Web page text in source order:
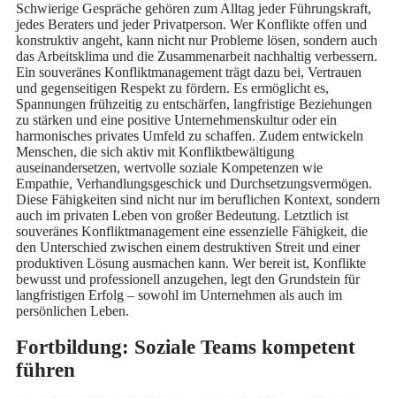
Schwierige Gespräche gehören zum Alltag jeder Führungskraft,
jedes Beraters und jeder Privatperson. Wer Konflikte offen und
konstruktiv angeht, kann nicht nur Probleme lösen, sondern auch
das Arbeitsklima und die Zusammenarbeit nachhaltig verbessern.
Ein souveränes Konfliktmanagement trägt dazu bei, Vertrauen
und gegenseitigen Respekt zu fördern. Es ermöglicht es,
Spannungen frühzeitig zu entschärfen, langfristige Beziehungen
zu stärken und eine positive Unternehmenskultur oder ein
harmonisches privates Umfeld zu schaffen. Zudem entwickeln
Menschen, die sich aktiv mit Konfliktbewältigung
auseinandersetzen, wertvolle soziale Kompetenzen wie
Empathie, Verhandlungsgeschick und Durchsetzungsvermögen.
Diese Fähigkeiten sind nicht nur im beruflichen Kontext, sondern
auch im privaten Leben von großer Bedeutung. Letztlich ist
souveränes Konfliktmanagement eine essenzielle Fähigkeit, die
den Unterschied zwischen einem destruktiven Streit und einer
produktiven Lösung ausmachen kann. Wer bereit ist, Konflikte
bewusst und professionell anzugehen, legt den Grundstein für
langfristigen Erfolg – sowohl im Unternehmen als auch im
persönlichen Leben.
Fortbildung: Soziale Teams kompetent
führen